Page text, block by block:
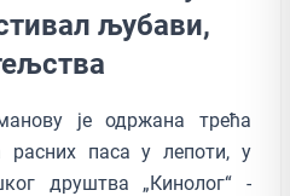
љубaви,
је одржана трећа
расних паса у лепоти, у
друштва „Кинолог“ -